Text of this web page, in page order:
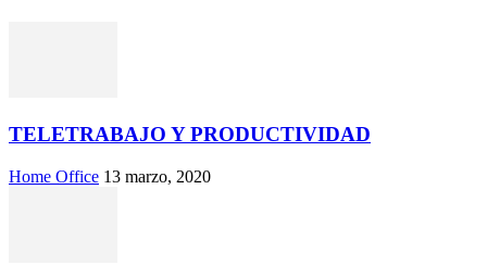
TELETRABAJO Y PRODUCTIVIDAD
Home Office 13 marzo, 2020